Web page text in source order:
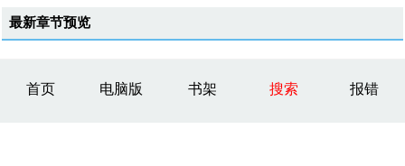
最新章节预览
首页 电脑版 书架 搜索 报错